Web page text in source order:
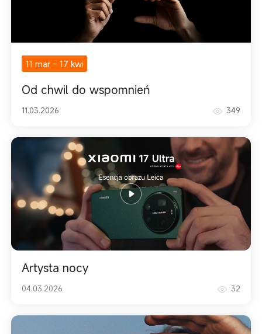
11 mar- 17 kwi
Od chwil do wspomnień
11.03.2026 349
Artysta nocy
04.03.2026 32